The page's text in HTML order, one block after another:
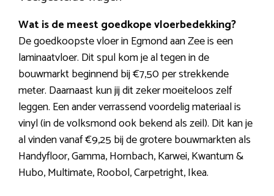
Wat is de meest goedkope vloerbedekking?
De goedkoopste vloer in Egmond aan Zee is een
laminaatvloer. Dit spul kom je al tegen in de
bouwmarkt beginnend bij €7,50 per strekkende
meter. Daarnaast kun jij dit zeker moeiteloos zelf
leggen. Een ander verrassend voordelig materiaal is
vinyl (in de volksmond ook bekend als zeil). Dit kan je
al vinden vanaf €9,25 bij de grotere bouwmarkten als
Handyfloor, Gamma, Hornbach, Karwei, Kwantum &
Hubo, Multimate, Roobol, Carpetright, Ikea.